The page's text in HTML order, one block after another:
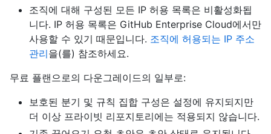
조직에 대해 구성된 모든 IP 허용 목록은 비활성화됩
니다. IP 허용 목록은 GitHub Enterprise Cloud에서만
사용할 수 있기 때문입니다. 조직에 허용되는 IP 주소
관리을(를) 참조하세요.
무료 플랜으로의 다운그레이드의 일부로:
보호된 분기 및 규칙 집합 구성은 설정에 유지되지만
더 이상 프라이빗 리포지토리에는 적용되지 않습니다.